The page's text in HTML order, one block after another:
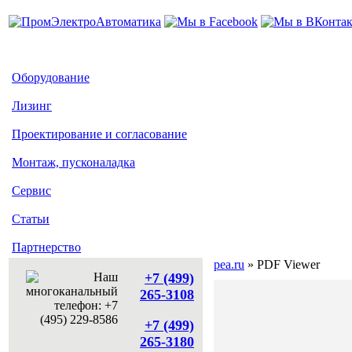
Оборудование
Лизинг
Проектирование и согласование
Монтаж, пусконаладка
Сервис
Статьи
Партнерство
+7 (499)
265-3108
+7 (499)
265-3180
pea.ru » PDF Viewer